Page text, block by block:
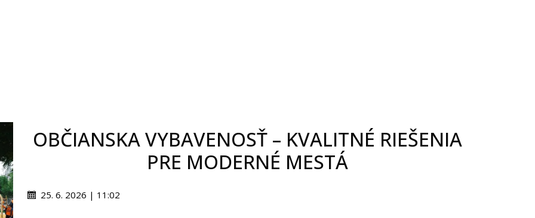
OBČIANSKA VYBAVENOSŤ – KVALITNÉ RIEŠENIA
PRE MODERNÉ MESTÁ
25. 6. 2026 | 11:02